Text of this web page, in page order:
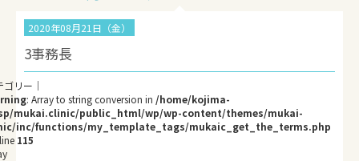
法人案内
お問い合わせ
2020年08月21日（金）
3事務長
: Array to string conversion in /home/kojima-
mukai.clinic/public_html/wp/wp-content/themes/mukai-
inc/functions/my_template_tags/mukaic_get_the_terms.php
115